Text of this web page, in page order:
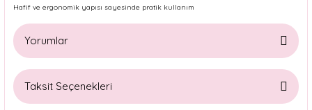
Hafif ve ergonomik yapısı sayesinde pratik kullanım
Yorumlar
Taksit Seçenekleri